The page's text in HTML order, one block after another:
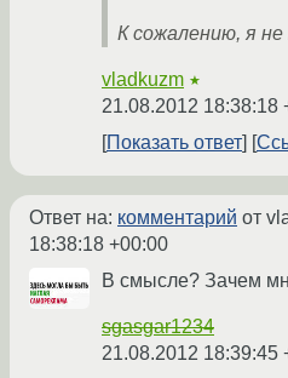
К сожалению, я
vladkuzm ★
21.08.2012 18:38:18
Показать ответ
Ответ на: комментарий от
18:38:18 +00:00
В смысле? Зачем
sgasgar1234
21.08.2012 18:39:45